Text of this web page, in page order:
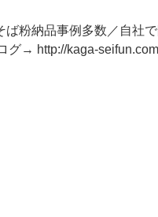
粉納品事例多数／自社
グ→ http://kaga-